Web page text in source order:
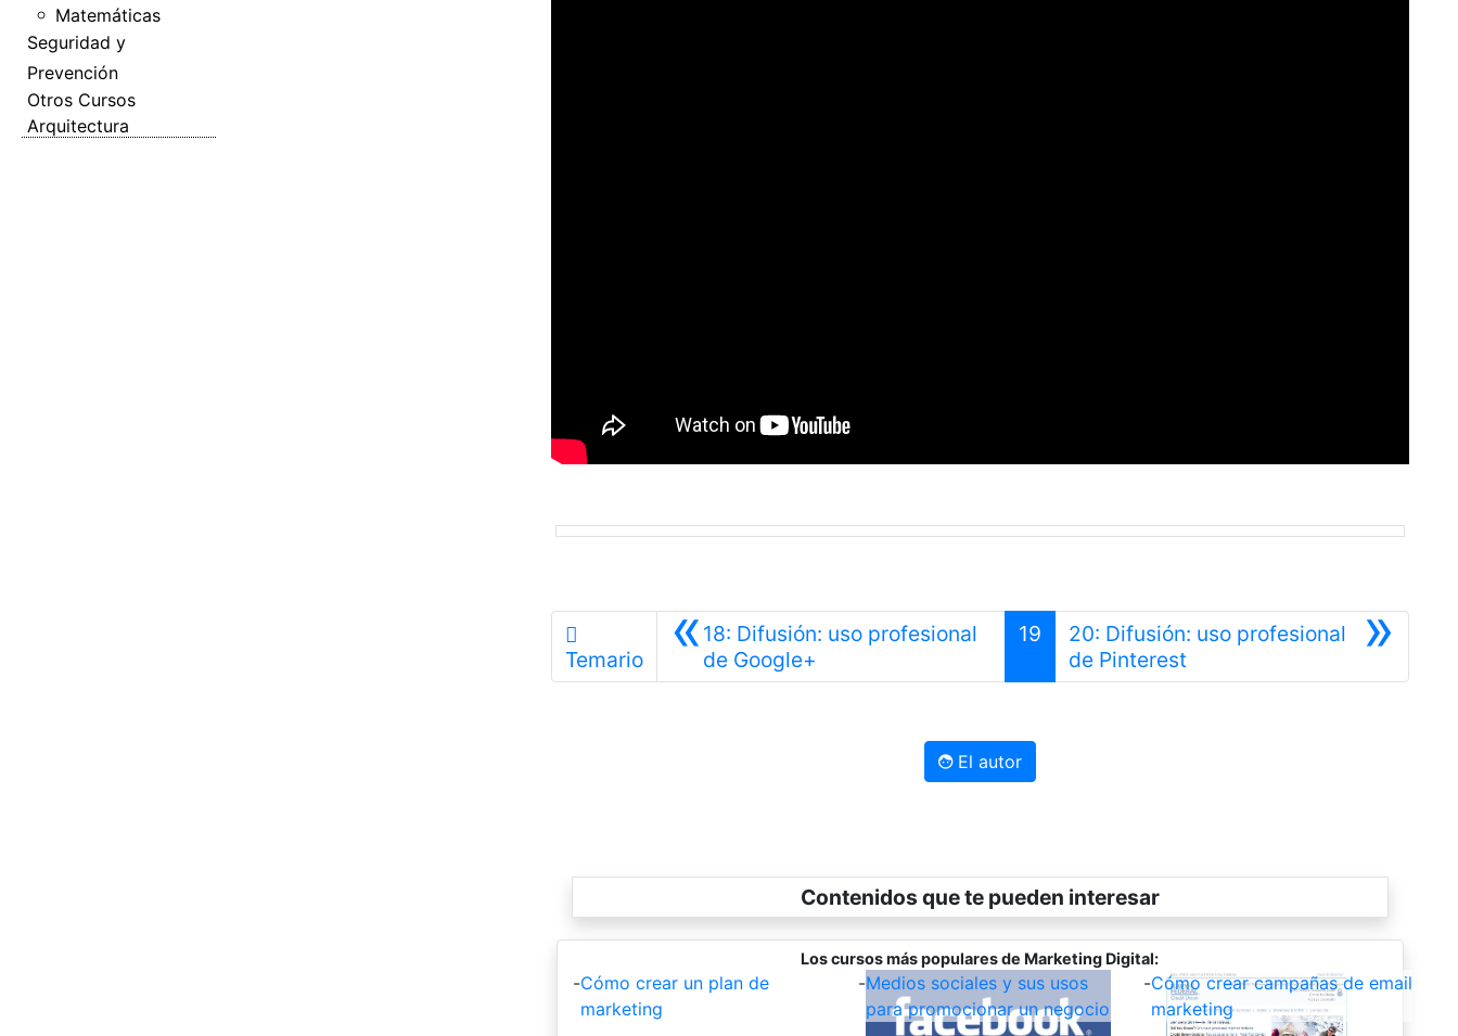
Matemáticas
Seguridad y
Prevención
Otros Cursos
Arquitectura
Temario «18: Difusión: uso profesional
de Google+
19 »
20: Difusión: uso profesional
de PinterestSiguiente
El autor
Contenidos que te pueden interesar
Los cursos más populares de Marketing Digital:
-Cómo crear un plan de
marketing
-Medios sociales y sus usos
para promocionar un negocio
-Cómo crear campañas de email
marketing